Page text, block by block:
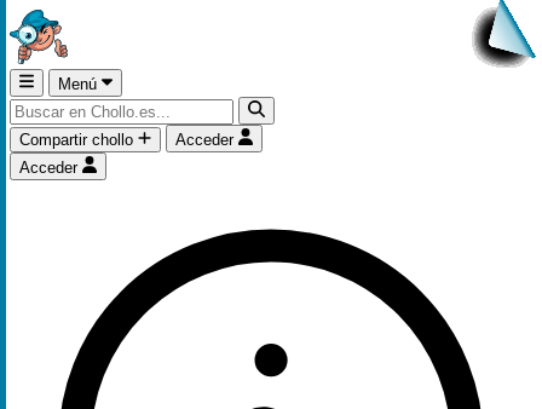
Menú
Compartir chollo
Acceder
Acceder